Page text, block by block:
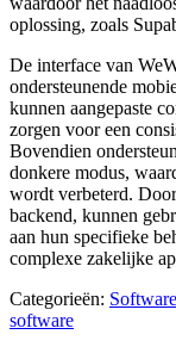
oplossing, zoals
De interface van
ondersteunende
kunnen aangepaste
zorgen voor een
Bovendien
donkere modus,
wordt verbeterd.
backend, kunnen
aan hun specifieke
complexe zakelijke
Categorieën:
software